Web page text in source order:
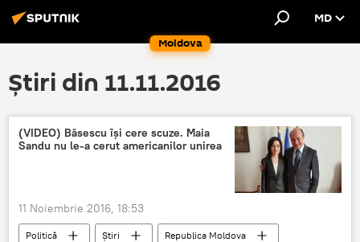
Moldova
MD
Știri din 11.11.2016
(VIDEO) Băsescu îşi cere scuze. Maia
Sandu nu le-a cerut americanilor unirea
11 Noiembrie 2016, 18:53
Politică Știri
Republica Moldova